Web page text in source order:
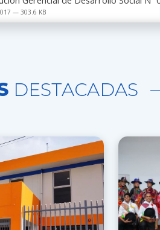
— 303.6 KB
DESTACADAS